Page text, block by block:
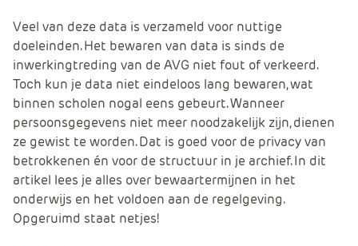
Veel van deze data is verzameld voor nuttige
doeleinden. Het bewaren van data is sinds de
inwerkingtreding van de AVG niet fout of verkeerd.
Toch kun je data niet eindeloos lang bewaren, wat
binnen scholen nogal eens gebeurt. Wanneer
persoonsgegevens niet meer noodzakelijk zijn, dienen
ze gewist te worden. Dat is goed voor de privacy van
betrokkenen én voor de structuur in je archief. In dit
artikel lees je alles over bewaartermijnen in het
onderwijs en het voldoen aan de regelgeving.
Opgeruimd staat netjes!